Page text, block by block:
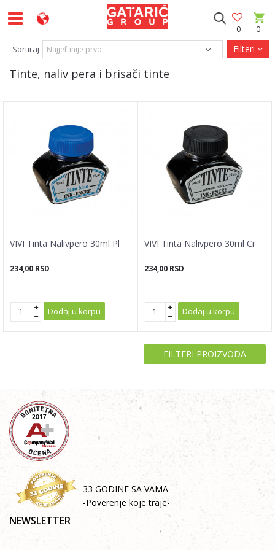
0
0
Tinte, naliv pera i brisači tinte
Sortiraj Filteri
VIVI Tinta Nalivpero 30ml Pl
234,00 RSD
Dodaj u korpu
VIVI Tinta Nalivpero 30ml Cr
234,00 RSD
Dodaj u korpu
FILTERI PROIZVODA
33 GODINE SA VAMA
-Poverenje koje traje-
NEWSLETTER